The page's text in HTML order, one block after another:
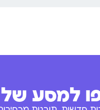
למסע של